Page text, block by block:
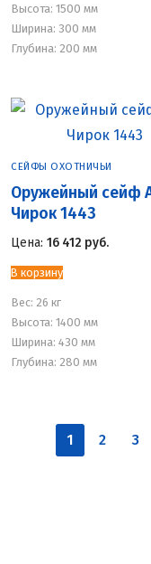
Высота: 1500 мм
Ширина: 300 мм
Глубина: 200 мм
СЕЙФЫ ОХОТНИЧЬИ
Оружейный сейф
Чирок 1443
Цена: 16 412 руб.
В корзину
Вес: 26 кг
Высота: 1400 мм
Ширина: 430 мм
Глубина: 280 мм
Пагинация
записей
1 2 3